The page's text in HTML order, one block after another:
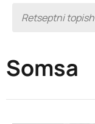
Somsa